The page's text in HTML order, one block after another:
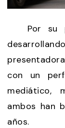
Por su
con un
mediático,
ambos han
años.